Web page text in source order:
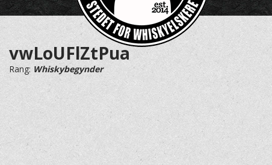
vwLoUFlZtPua
Rang: Whiskybegynder